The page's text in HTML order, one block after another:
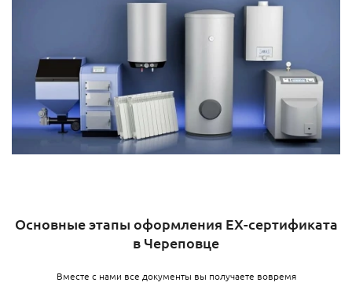
Основные этапы оформления EX-сертификата
в Череповце
Вместе с нами все документы вы получаете вовремя